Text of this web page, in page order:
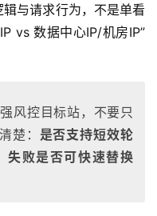
辑与请求行为，不是单看
vs 数据中心IP/机房IP”
风控目标站，不要只
楚： 是否支持短效轮
失败是否可快速替换